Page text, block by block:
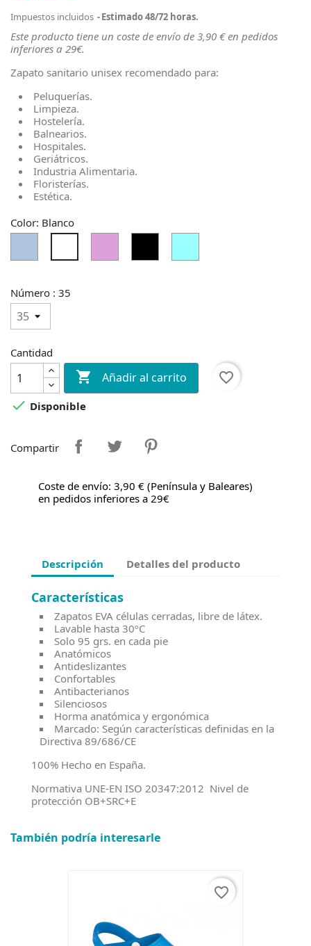
Impuestos incluidos Estimado 48/72 horas.
Este producto tiene un coste de envío de 3,90 € en pedidos
inferiores a 29€.
Zapato sanitario unisex recomendado para:
Peluquerías.
Limpieza.
Hostelería.
Balnearios.
Hospitales.
Geriátricos.
Industria Alimentaria.
Floristerías.
Estética.
Color: Blanco
Azul
Claro
Número : 35
Cantidad
 Añadir al carrito
favorite_border
 Disponible
Compartir
Coste de envío: 3,90 € (Península y Baleares)
en pedidos inferiores a 29€
Descripción Detalles del producto
Características
Zapatos EVA células cerradas, libre de látex.
Lavable hasta 30ºC
Solo 95 grs. en cada pie
Anatómicos
Antideslizantes
Confortables
Antibacterianos
Silenciosos
Horma anatómica y ergonómica
Marcado: Según características definidas en la
Directiva 89/686/CE
100% Hecho en España.
Normativa UNE-EN ISO 20347:2012 Nivel de
protección OB+SRC+E
También podría interesarle
favorite_border